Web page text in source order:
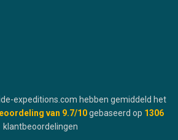
expeditions.com hebben gemiddeld het
van 9.7/10 gebaseerd op 1306
klantbeoordelingen